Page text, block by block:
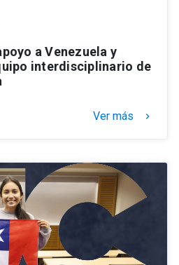
a Venezuela y
interdisciplinario de
Ver más keyboard_arrow_right